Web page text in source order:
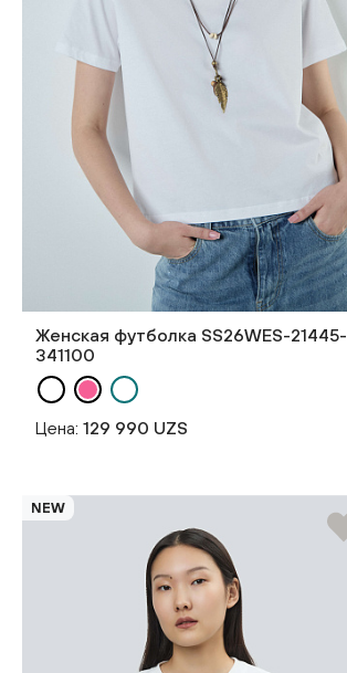
Женская футболка SS26WES-21445-
341100
Цена: 129 990 UZS
NEW